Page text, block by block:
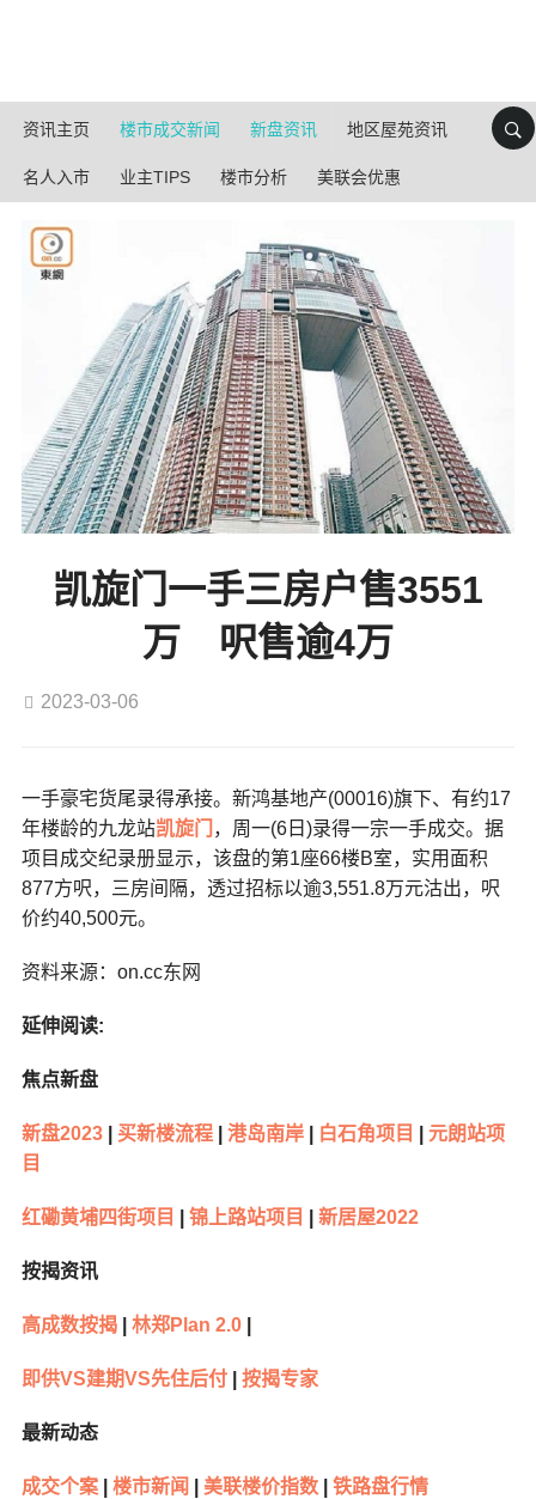
资讯主页 楼市成交新闻 新盘资讯 地区屋苑资讯
名人入市 业主TIPS 楼市分析 美联会优惠
凯旋门一手三房户售3551
万 呎售逾4万
2023-03-06
一手豪宅货尾录得承接。新鸿基地产(00016)旗下、有约17
年楼龄的九龙站凯旋门
，周一(6日)录得一宗一手成交。据
项目成交纪录册显示，该盘的第1座66楼B室，实用面积
877方呎，三房间隔，透过招标以逾3,551.8万元沽出，呎
价约40,500元。
资料来源：on.cc东网
延伸阅读:
焦点新盘
新盘2023| 买新楼流程| 港岛南岸| 白石角项目
元朗站项
目
红磡黄埔四街项目 锦上路站项目 新居屋2022
按揭资讯
高成数按揭| 林郑Plan 2.0|
即供VS建期VS先住后付| 按揭专家
最新动态
成交个案| 楼市新闻 美联楼价指数| 铁路盘行情